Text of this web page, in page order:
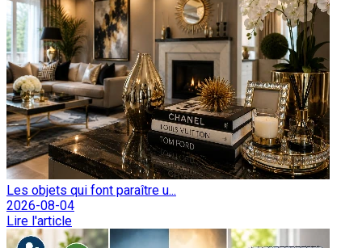
Les objets qui font paraître u...
2026-08-04
Lire l'article